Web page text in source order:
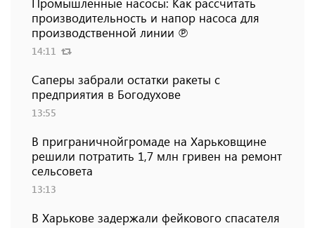
производительность и напор насоса для
производственной линии ℗
14:11
Саперы забрали остатки ракеты с
предприятия в Богодухове
13:55
В приграничнойгромаде на Харьковщине
решили потратить 1,7 млн ​​гривен на ремонт
сельсовета
13:13
В Харькове задержали фейкового спасателя